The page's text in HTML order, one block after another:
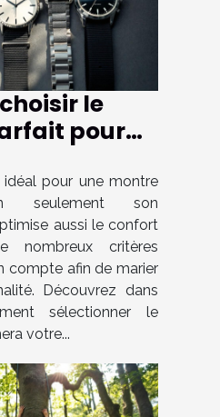
le
pour
pour une montre
seulement son
aussi le confort
nombreux critères
compte afin de marier
Découvrez dans
sélectionner le
votre...